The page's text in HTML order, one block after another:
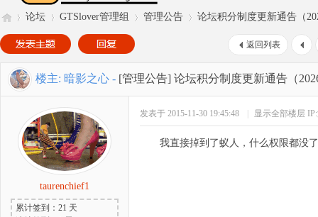
巨 »
论坛
›
GTSlover管理组
›
管理公告
›
论坛积分制度更新通告（
返回列表
楼主: 暗影之心 - [管理公告] 论坛积分制度更新通告（
taurenchief1
累计签到：21 天
发表于 2015-11-30 19:45:48 显示全部楼层
我直接掉到了蚁人，什么权限都没